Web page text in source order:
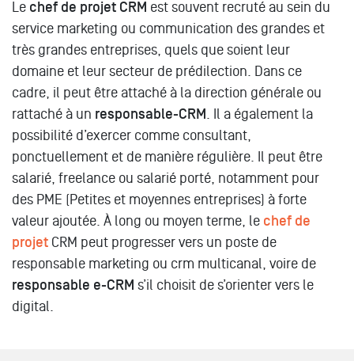
Le chef de projet CRM est souvent recruté au sein du
service marketing ou communication des grandes et
très grandes entreprises, quels que soient leur
domaine et leur secteur de prédilection. Dans ce
cadre, il peut être attaché à la direction générale ou
rattaché à un responsable-CRM . Il a également la
possibilité d’exercer comme consultant,
ponctuellement et de manière régulière. Il peut être
salarié, freelance ou salarié porté, notamment pour
des PME (Petites et moyennes entreprises) à forte
valeur ajoutée. À long ou moyen terme, le chef de
projet CRM peut progresser vers un poste de
responsable marketing ou crm multicanal, voire de
responsable e-CRM s’il choisit de s’orienter vers le
digital.